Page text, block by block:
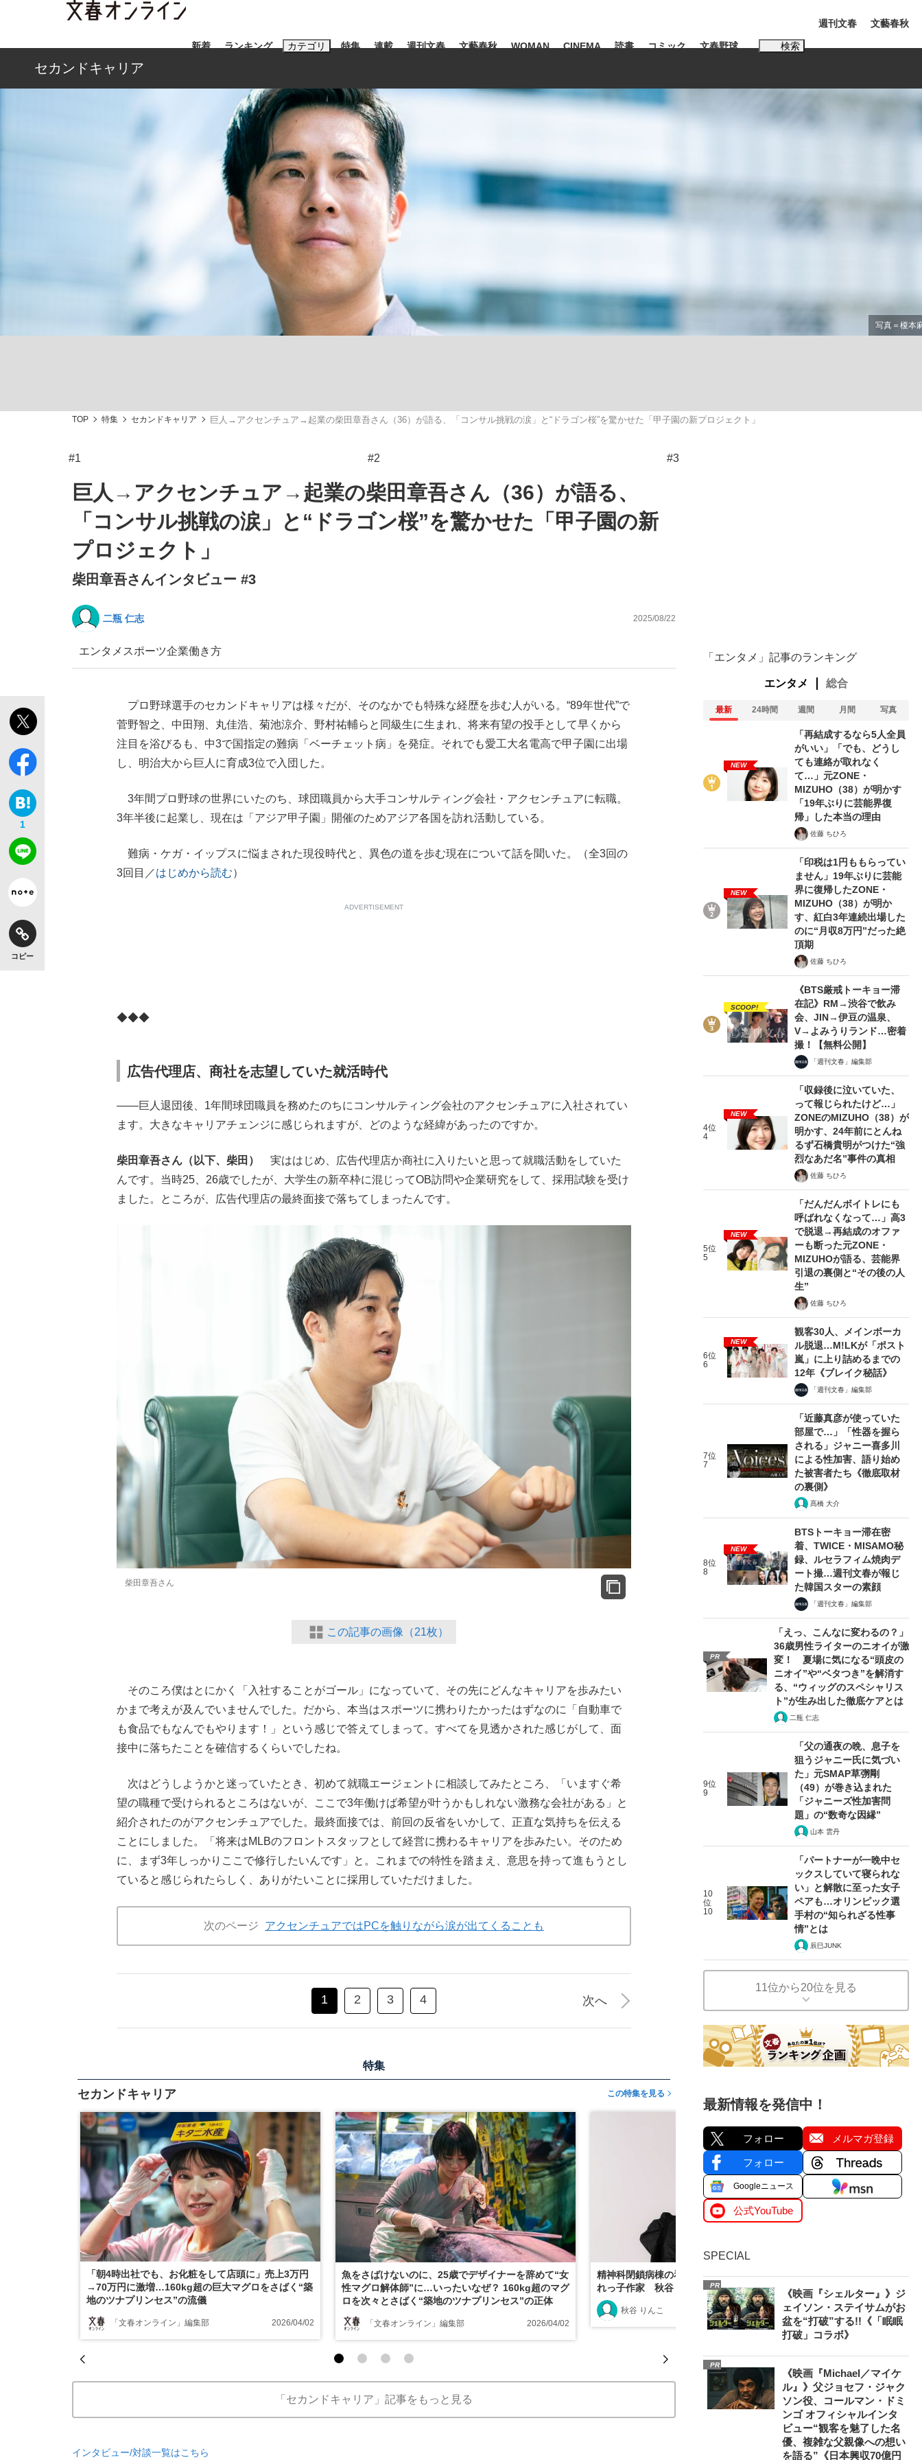
新着 ランキング カテゴリ
《BTS厳戒トーキョー滞在記》RM→渋谷で飲み会、JIN→伊豆の...
特集 連載 週刊文春 文藝春秋 WOMAN CINEMA 読書 コミック 文春野球 検索
おすすめのキーワードタグ一覧
#藤田晋 #三山凌輝 #高市早苗 #後藤真希 #森岡毅 #城彰二 #内田有紀
#玉木雄一郎
#亀和田武
週刊文春 文藝春秋
セカンドキャリア
TOP 特集 セカンドキャリア 巨人→アクセンチュア→起業の柴田章吾さん（36）が語る、「コンサル挑戦の涙」と“ドラゴン桜”を驚かせた「甲子園の新プロジェクト」
#1 #2 #3
巨人→アクセンチュア→起業の柴田章吾さん（36）が語る、
「コンサル挑戦の涙」と“ドラゴン桜”を驚かせた「甲子園の新
プロジェクト」
柴田章吾さんインタビュー #3
二瓶 仁志 2025/08/22
エンタメ スポーツ企業働き方
1
コピー
プロ野球選手のセカンドキャリアは様々だが、そのなかでも特殊な経歴を歩む人がいる。“89年世代”で
菅野智之、中田翔、丸佳浩、菊池涼介、野村祐輔らと同級生に生まれ、将来有望の投手として早くから
注目を浴びるも、中3で国指定の難病「ベーチェット病」を発症。それでも愛工大名電高で甲子園に出場
し、明治大から巨人に育成3位で入団した。
3年間プロ野球の世界にいたのち、球団職員から大手コンサルティング会社・アクセンチュアに転職。
3年半後に起業し、現在は「アジア甲子園」開催のためアジア各国を訪れ活動している。
難病・ケガ・イップスに悩まされた現役時代と、異色の道を歩む現在について話を聞いた。（全3回の
3回目／はじめから読む）
ADVERTISEMENT
◆◆◆
広告代理店、商社を志望していた就活時代
——巨人退団後、1年間球団職員を務めたのちにコンサルティング会社のアクセンチュアに入社されてい
ます。大きなキャリアチェンジに感じられますが、どのような経緯があったのですか。
柴田章吾さん（以下、柴田）
実ははじめ、広告代理店か商社に入りたいと思って就職活動をしていた
んです。当時25、26歳でしたが、大学生の新卒枠に混じってOB訪問や企業研究をして、採用試験を受け
ました。ところが、広告代理店の最終面接で落ちてしまったんです。
柴田章吾さん
この記事の画像（21枚）
そのころ僕はとにかく「入社することがゴール」になっていて、その先にどんなキャリアを歩みたい
かまで考えが及んでいませんでした。だから、本当はスポーツに携わりたかったはずなのに「自動車で
も食品でもなんでもやります！」という感じで答えてしまって。すべてを見透かされた感じがして、面
接中に落ちたことを確信するくらいでしたね。
次はどうしようかと迷っていたとき、初めて就職エージェントに相談してみたところ、「いますぐ希
望の職種で受けられるところはないが、ここで3年働けば希望が叶うかもしれない激務な会社がある」と
紹介されたのがアクセンチュアでした。最終面接では、前回の反省をいかして、正直な気持ちを伝える
ことにしました。「将来はMLBのフロントスタッフとして経営に携わるキャリアを歩みたい。そのため
に、まず3年しっかりここで修行したいんです」と。これまでの特性を踏まえ、意思を持って進もうとし
ていると感じられたらしく、ありがたいことに採用していただけました。
次のページ アクセンチュアではPCを触りながら涙が出てくることも
1 2 3 4 次へ
特集
セカンドキャリア この特集を見る
「朝4時出社でも、お化粧をして店頭に」売上3万円
→70万円に激増…160kg超の巨大マグロをさばく“築
地のツナプリンセス”の流儀
「文春オンライン」編集部 2026/04/02
魚をさばけないのに、25歳でデザイナーを辞めて“女
性マグロ解体師”に…いったいなぜ？ 160kg超のマグ
ロを次々とさばく“築地のツナプリンセス”の正体
「文春オンライン」編集部 2026/04/02
精神科閉鎖病棟の看護師→どん底の引きこもり→売
れっ子作家 秋谷りんこが明かす夢の叶え方
秋谷 りんこ 2024/11/06
「セカンドキャリア」記事をもっと見る
インタビュー/対談一覧はこちら
「エンタメ」記事のランキング
エンタメ 総合
最新 24時間 週間 月間 写真
NEW
「再結成するなら5人全員
がいい」「でも、どうし
ても連絡が取れなく
て…」元ZONE・
MIZUHO（38）が明かす
「19年ぶりに芸能界復
帰」した本当の理由
佐藤 ちひろ
NEW
「印税は1円ももらってい
ません」19年ぶりに芸能
界に復帰したZONE・
MIZUHO（38）が明か
す、紅白3年連続出場した
のに“月収8万円”だった絶
頂期
佐藤 ちひろ
SCOOP!
《BTS厳戒トーキョー滞
在記》RM→渋谷で飲み
会、JIN→伊豆の温泉、
V→よみうりランド…密着
撮！【無料公開】
「週刊文春」編集部
4位
4
NEW
「収録後に泣いていた、
って報じられたけど…」
ZONEのMIZUHO（38）が
明かす、24年前にとんね
るず石橋貴明がつけた“強
烈なあだ名”事件の真相
佐藤 ちひろ
5位
5
NEW
「だんだんボイトレにも
呼ばれなくなって…」高3
で脱退→再結成のオファ
ーも断った元ZONE・
MIZUHOが語る、芸能界
引退の裏側と“その後の人
生”
佐藤 ちひろ
6位
6
NEW
観客30人、メインボーカ
ル脱退…M!LKが「ポスト
嵐」に上り詰めるまでの
12年《ブレイク秘話》
「週刊文春」編集部
7位
7
「近藤真彦が使っていた
部屋で…」「性器を握ら
される」ジャニー喜多川
による性加害、語り始め
た被害者たち《徹底取材
の裏側》
髙橋 大介
8位
8
NEW
BTSトーキョー滞在密
着、TWICE・MISAMO秘
録、ルセラフィム焼肉デ
ート撮…週刊文春が報じ
た韓国スターの素顔
「週刊文春」編集部
PR
「えっ、こんなに変わるの？」
36歳男性ライターのニオイが激
変！ 夏場に気になる“頭皮の
ニオイ”や“ベタつき”を解消す
る、“ウィッグのスペシャリス
ト”が生み出した徹底ケアとは
二瓶 仁志
9位
9
「父の通夜の晩、息子を
狙うジャニー氏に気づい
た」元SMAP草彅剛
（49）が巻き込まれた
「ジャニーズ性加害問
題」の“数奇な因縁”
山本 雲丹
10
位
10
「パートナーが一晩中セ
ックスしていて寝られな
い」と解散に至った女子
ペアも…オリンピック選
手村の“知られざる性事
情”とは
辰巳JUNK
11位から20位を見る
最新情報を発信中！
フォロー メルマガ登録
フォロー
Googleニュース
公式YouTube
SPECIAL
PR
《映画『シェルター』》ジ
ェイソン・ステイサムがお
盆を“打破”する!!《「眠眠
打破」コラボ》
PR
《映画『Michael／マイケ
ル』》父ジョセフ・ジャク
ソン役、コールマン・ドミ
ンゴ オフィシャルインタ
ビュー“観客を魅了した名
優、複雑な父親像への想い
を語る”《日本興収70億円